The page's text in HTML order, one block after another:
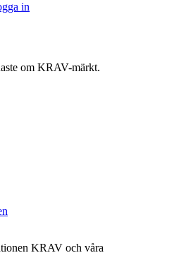
in
om KRAV-märkt.
KRAV och våra